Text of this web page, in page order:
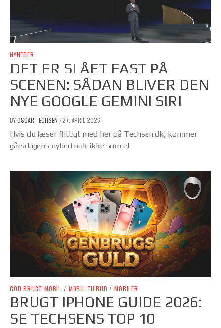
NYHEDER
DET ER SLÅET FAST PÅ
SCENEN: SÅDAN BLIVER DEN
NYE GOOGLE GEMINI SIRI
BYOSCAR TECHSEN /27. APRIL 2026
Hvis du læser flittigt med her på Techsen.dk, kommer
gårsdagens nyhed nok ikke som et
GOD BRUGT MOBIL / MOBIL TILBUD / MOBILER
BRUGT IPHONE GUIDE 2026:
SE TECHSENS TOP 10